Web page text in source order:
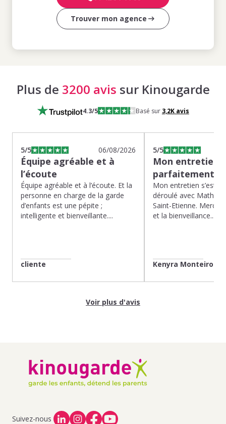
Trouver mon agence
Plus de 3200 avis sur Kinougarde
4.3/5 Basé sur 3,2Kavis
5/5 06/08/2026
Équipe agréable et à
l’écoute
Équipe agréable et à l’écoute. Et la
personne en charge de la garde
d’enfants est une pépite ;
intelligente et bienveillante....
cliente
5/5
Mon entretien
parfaitement…
Mon entretien s’est
déroulé avec Mathias
Saint-Etienne. Merci
et la bienveillance...
Kenyra Monteiro
Voir plus d'avis
Suivez-nous